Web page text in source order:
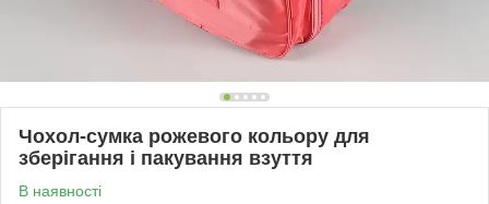
Чохол-сумка рожевого кольору для
зберігання і пакування взуття
В наявності